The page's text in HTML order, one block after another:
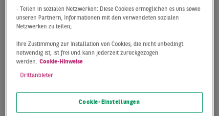
- Teilen in sozialen Netzwerken: Diese Cookies ermöglichen es uns sowie
unseren Partnern, Informationen mit den verwendeten sozialen
Netzwerken zu teilen;
Ihre Zustimmung zur Installation von Cookies, die nicht unbedingt
notwendig ist, ist frei und kann jederzeit zurückgezogen
werden. Cookie-Hinweise
Drittanbieter
Cookie-Einstellungen